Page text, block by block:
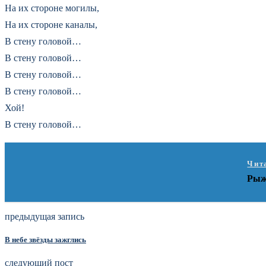
На их стороне могилы,
На их стороне каналы,
В стену головой…
В стену головой…
В стену головой…
В стену головой…
Хой!
В стену головой…
предыдущая запись
В небе звёзды зажглись
следующий пост